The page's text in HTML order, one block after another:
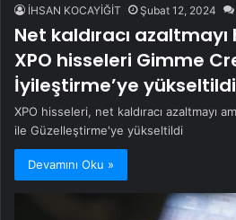
İHSAN KOCAYİĞİT Şubat 12, 2024
Net kaldıracı
XPO hisseleri Gimme
İyileştirme’ye yükseltildi
XPO hisseleri, net kaldıracı azaltmayı
ile Güzelleştirme'ye yükseltildi
Devamını Oku »